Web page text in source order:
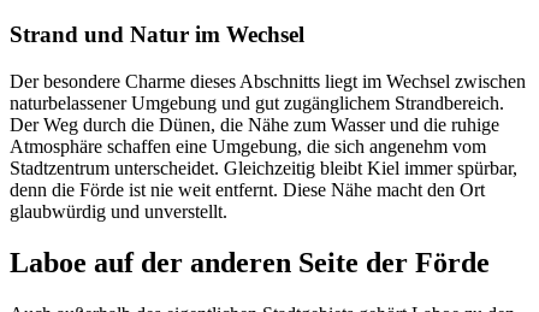
Strand und Natur im Wechsel
Der besondere Charme dieses Abschnitts liegt im Wechsel zwischen
naturbelassener Umgebung und gut zugänglichem Strandbereich.
Der Weg durch die Dünen, die Nähe zum Wasser und die ruhige
Atmosphäre schaffen eine Umgebung, die sich angenehm vom
Stadtzentrum unterscheidet. Gleichzeitig bleibt Kiel immer spürbar,
denn die Förde ist nie weit entfernt. Diese Nähe macht den Ort
glaubwürdig und unverstellt.
Laboe auf der anderen Seite der Förde